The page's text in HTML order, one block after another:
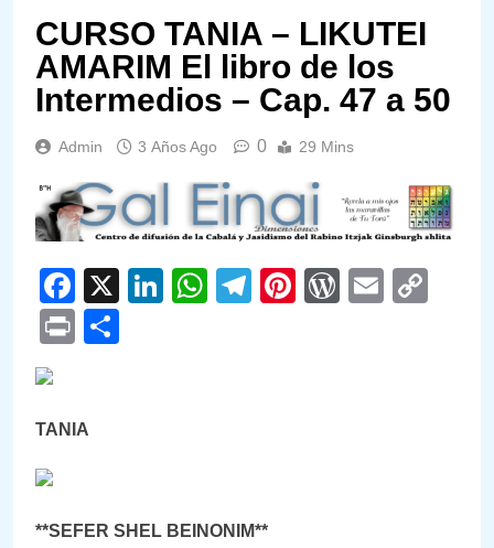
CURSO TANIA – LIKUTEI
AMARIM El libro de los
Intermedios – Cap. 47 a 50
Admin 3 Años Ago 0 29 Mins
Facebook
X LinkedIn
WhatsApp
Telegram
PinterestEmail
Print
TANIA
**SEFER SHEL BEINONIM**